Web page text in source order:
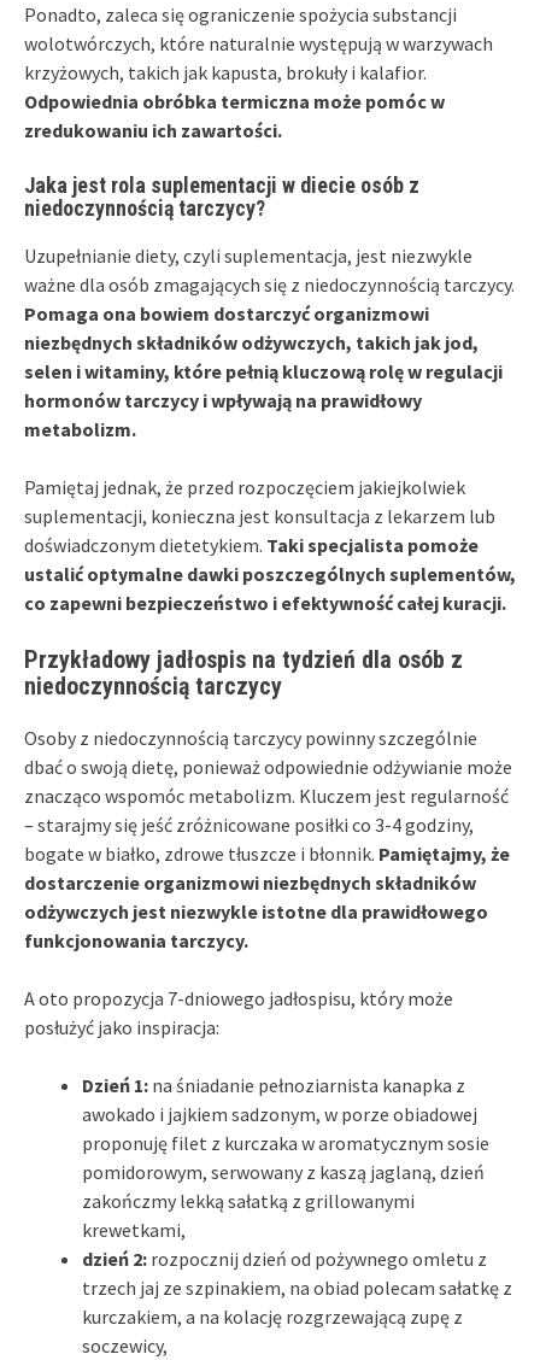
Ponadto, zaleca się ograniczenie spożycia substancji
wolotwórczych, które naturalnie występują w warzywach
krzyżowych, takich jak kapusta, brokuły i kalafior.
Odpowiednia obróbka termiczna może pomóc w
zredukowaniu ich zawartości.
Jaka jest rola suplementacji w diecie osób z
niedoczynnością tarczycy?
Uzupełnianie diety, czyli suplementacja, jest niezwykle
ważne dla osób zmagających się z niedoczynnością tarczycy.
Pomaga ona bowiem dostarczyć organizmowi
niezbędnych składników odżywczych, takich jak jod,
selen i witaminy, które pełnią kluczową rolę w regulacji
hormonów tarczycy i wpływają na prawidłowy
metabolizm.
Pamiętaj jednak, że przed rozpoczęciem jakiejkolwiek
suplementacji, konieczna jest konsultacja z lekarzem lub
doświadczonym dietetykiem. Taki specjalista pomoże
ustalić optymalne dawki poszczególnych suplementów,
co zapewni bezpieczeństwo i efektywność całej kuracji.
Przykładowy jadłospis na tydzień dla osób z
niedoczynnością tarczycy
Osoby z niedoczynnością tarczycy powinny szczególnie
dbać o swoją dietę, ponieważ odpowiednie odżywianie może
znacząco wspomóc metabolizm. Kluczem jest regularność
– starajmy się jeść zróżnicowane posiłki co 3-4 godziny,
bogate w białko, zdrowe tłuszcze i błonnik. Pamiętajmy, że
dostarczenie organizmowi niezbędnych składników
odżywczych jest niezwykle istotne dla prawidłowego
funkcjonowania tarczycy.
A oto propozycja 7-dniowego jadłospisu, który może
posłużyć jako inspiracja:
Dzień 1: na śniadanie pełnoziarnista kanapka z
awokado i jajkiem sadzonym, w porze obiadowej
proponuję filet z kurczaka w aromatycznym sosie
pomidorowym, serwowany z kaszą jaglaną, dzień
zakończmy lekką sałatką z grillowanymi
krewetkami,
dzień 2: rozpocznij dzień od pożywnego omletu z
trzech jaj ze szpinakiem, na obiad polecam sałatkę z
kurczakiem, a na kolację rozgrzewającą zupę z
soczewicy,